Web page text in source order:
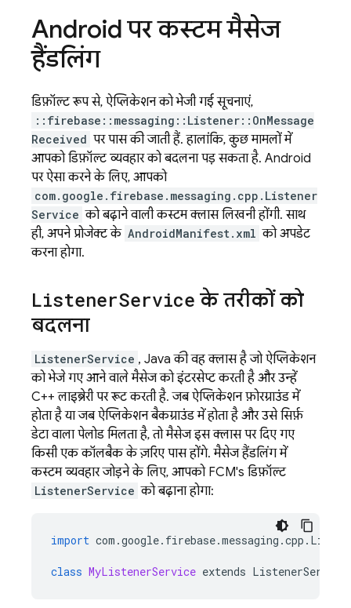
Android पर कस्टम मैसेज
हैंडलिंग
डिफ़ॉल्ट रूप से, ऐप्लिकेशन को भेजी गई सूचनाएं,
::firebase::messaging::Listener::OnMessage
Received पर पास की जाती हैं. हालांकि, कुछ मामलों में
आपको डिफ़ॉल्ट व्यवहार को बदलना पड़ सकता है. Android
पर ऐसा करने के लिए, आपको
com.google.firebase.messaging.cpp.Listener
Service को बढ़ाने वाली कस्टम क्लास लिखनी होंगी. साथ
ही, अपने प्रोजेक्ट के AndroidManifest.xml को अपडेट
करना होगा.
ListenerService के तरीकों को
बदलना
ListenerService , Java की वह क्लास है जो ऐप्लिकेशन
को भेजे गए आने वाले मैसेज को इंटरसेप्ट करती है और उन्हें
C++ लाइब्रेरी पर रूट करती है. जब ऐप्लिकेशन फ़ोरग्राउंड में
होता है या जब ऐप्लिकेशन बैकग्राउंड में होता है और उसे सिर्फ़
डेटा वाला पेलोड मिलता है, तो मैसेज इस क्लास पर दिए गए
किसी एक कॉलबैक के ज़रिए पास होंगे. मैसेज हैंडलिंग में
कस्टम व्यवहार जोड़ने के लिए, आपको FCM's डिफ़ॉल्ट
ListenerService को बढ़ाना होगा:
import com .google. firebase.messaging .cpp .
class MyListenerService extends ListenerService